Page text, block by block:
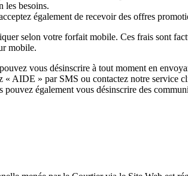
les besoins.
également de recevoir des offres
selon votre forfait mobile. Ces frais sont
mobile.
vous désinscrire à tout moment en
« AIDE » par SMS ou contactez notre service
pouvez également vous désinscrire des